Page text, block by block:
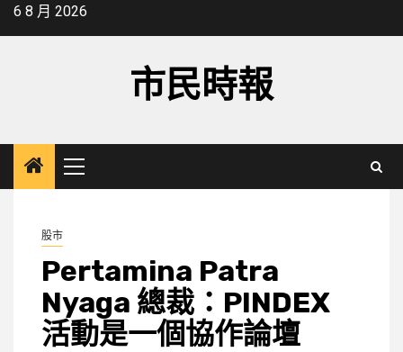
Skip6 8 月 2026
市民時報
Primary
Menu
股市
Pertamina Patra
Nyaga 總裁：PINDEX
活動是一個協作論壇